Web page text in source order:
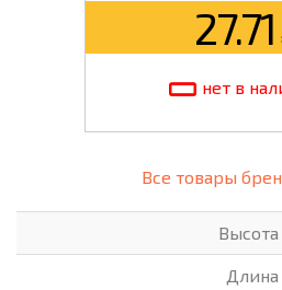
27.71
нет в
Все товары
Высота
Длина